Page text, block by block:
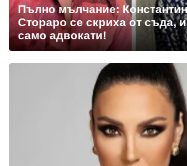
Пълно мълчание:
Стораро се скриха от съда,
само адвокати!